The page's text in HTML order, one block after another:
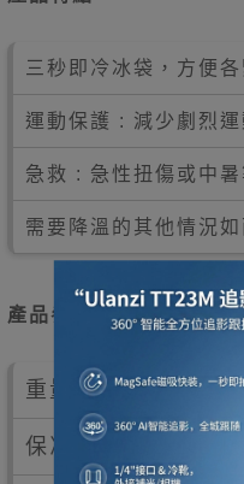
三秒即冷冰袋，方便
運動保護 : 減少劇烈
急救 : 急性扭傷或中
需要降溫的其他情況
產品參數
重量 : 120克
保冷時間 : 15至20